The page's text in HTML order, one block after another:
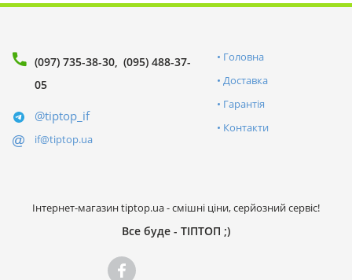
(097) 735-38-30 (095) 488-37-
05
@tiptop_if
if@tiptop.ua
Головна
Доставка
Гарантія
Контакти
Інтернет-магазин tiptop.ua - смішні ціни, серйозний сервіс!
Все буде - ТІПТОП ;)